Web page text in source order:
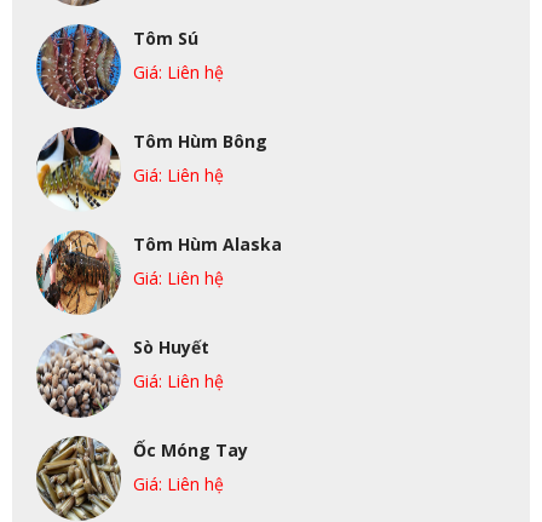
Tôm Sú
Giá: Liên hệ
Tôm Hùm Bông
Giá: Liên hệ
Tôm Hùm Alaska
Giá: Liên hệ
Sò Huyết
Giá: Liên hệ
Ốc Móng Tay
Giá: Liên hệ